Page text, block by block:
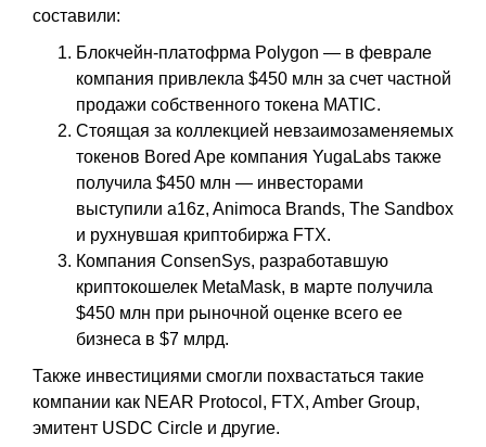
составили:
Блокчейн-платофрма Polygon — в феврале
компания привлекла $450 млн за счет частной
продажи собственного токена MATIC.
Стоящая за коллекцией невзаимозаменяемых
токенов Bored Ape компания YugaLabs также
получила $450 млн — инвесторами
выступили a16z, Animoca Brands, The Sandbox
и рухнувшая криптобиржа FTX.
Компания ConsenSys, разработавшую
криптокошелек MetaMask, в марте получила
$450 млн при рыночной оценке всего ее
бизнеса в $7 млрд.
Также инвестициями смогли похвастаться такие
компании как NEAR Protocol, FTX, Amber Group,
эмитент USDС Circle и другие.